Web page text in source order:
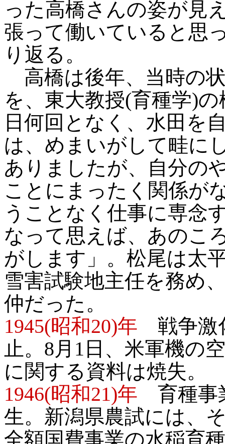
った高橋さんの姿が見
張って働いていると思
り返る。
高橋は後年、当時の
を、東大教授(育種学)
日何回となく、水田を
は、めまいがして畦に
ありましたが、自分の
ことにまったく関係が
うことなく仕事に専念
なって思えば、あのこ
がします」。松尾は太
雪害試験地主任を務め
仲だった。
1945(昭和20)年 戦争激
止。8月1日、米軍機の
に関する資料は焼失。
1946(昭和21)年 育種事
生。新潟県農試には、
全額国費事業の水稲育